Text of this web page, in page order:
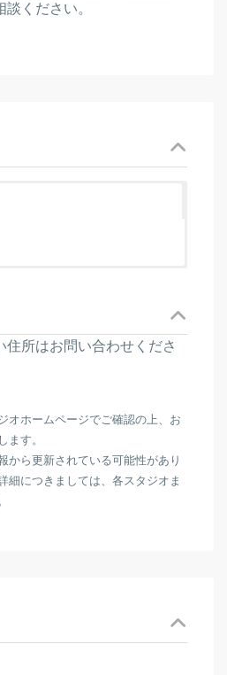
ください。
住所はお問い合わせくださ
オホームページでご確認の上、お
ます。
から更新されている可能性があり
細につきましては、各スタジオま